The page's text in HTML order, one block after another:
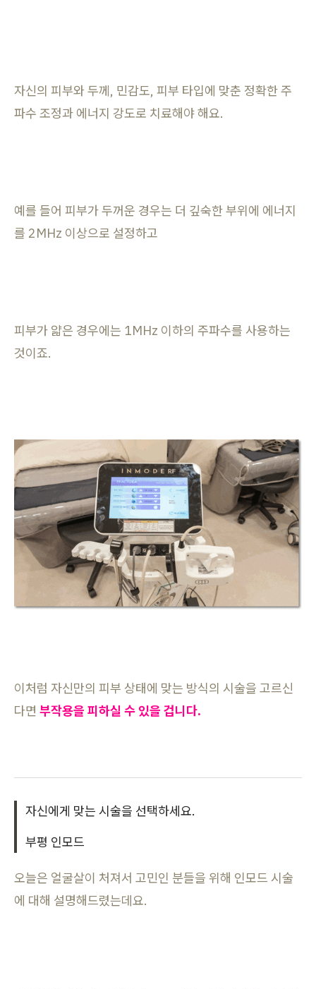
자신의 피부와 두께, 민감도, 피부 타입에 맞춘 정확한 주
파수 조정과 에너지 강도로 치료해야 해요.
예를 들어 피부가 두꺼운 경우는 더 깊숙한 부위에 에너지
를 2MHz 이상으로 설정하고
피부가 얇은 경우에는 1MHz 이하의 주파수를 사용하는
것이죠.
이처럼 자신만의 피부 상태에 맞는 방식의 시술을 고르신
다면 부작용을 피하실 수 있을 겁니다.
자신에게 맞는 시술을 선택하세요.
부평 인모드
오늘은 얼굴살이 처져서 고민인 분들을 위해 인모드 시술
에 대해 설명해드렸는데요.